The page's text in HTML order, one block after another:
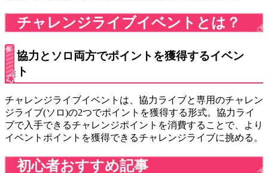
チャレンジライブイベントとは？
協力とソロ両方でポイントを獲得するイベン
ト
チャレンジライブイベントは、協力ライブと専用のチャレン
ジライブ(ソロ)の2つでポイントを獲得する形式。協力ライ
ブで入手できるチャレンジポイントを消費することで、より
イベントポイントを獲得できるチャレンジライブに挑める。
初心者おすすめ記事